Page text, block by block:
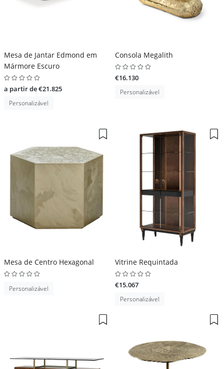
Mesa de Jantar Edmond em
Mármore Escuro
a partir de €21.825
Personalizável
Consola Megalith
€16.130
Personalizável
Mesa de Centro Hexagonal
Personalizável
Vitrine Requintada
€15.067
Personalizável